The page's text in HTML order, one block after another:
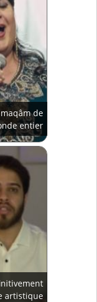
de
entier
artistique